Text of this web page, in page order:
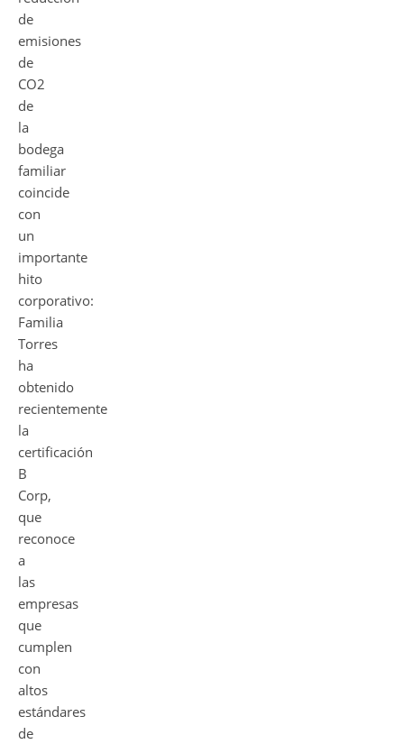
de
emisiones
de
CO2
de
la
bodega
familiar
coincide
con
un
importante
hito
corporativo:
Familia
Torres
ha
obtenido
recientemente
la
certificación
B
Corp,
que
reconoce
a
las
empresas
que
cumplen
con
altos
estándares
de